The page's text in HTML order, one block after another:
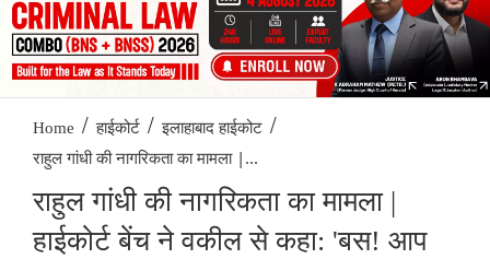
Home / हाईकोर्ट / इलाहाबाद हाईकोट /
राहुल गांधी की नागरिकता का मामला |...
राहुल गांधी की नागरिकता का मामला |
हाईकोर्ट बेंच ने वकील से कहा: 'बस! आप